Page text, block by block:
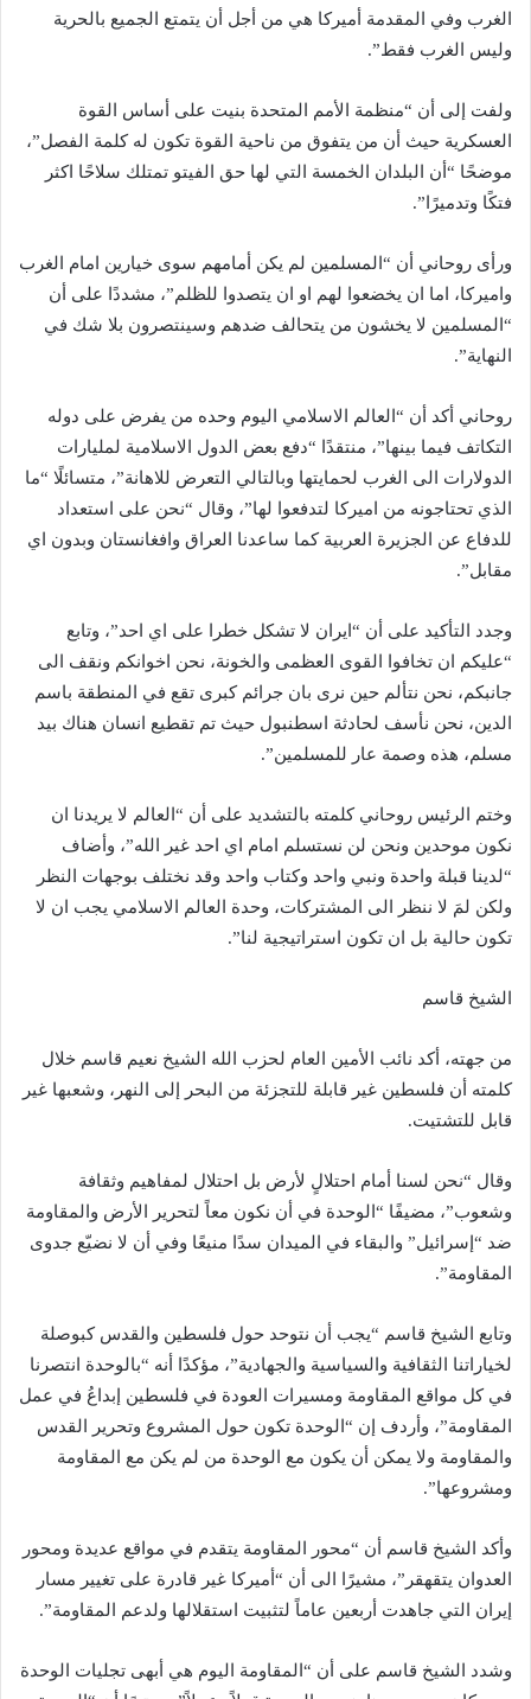
الغرب وفي المقدمة أميركا هي من أجل أن يتمتع الجميع بالحرية
وليس الغرب فقط”.
ولفت إلى أن “منظمة الأمم المتحدة بنيت على أساس القوة
العسكرية حيث أن من يتفوق من ناحية القوة تكون له كلمة الفصل”،
موضحًا “أن البلدان الخمسة التي لها حق الفيتو تمتلك سلاحًا اكثر
فتكًا وتدميرًا”.
ورأى روحاني أن “المسلمين لم يكن أمامهم سوى خيارين امام الغرب
واميركا، اما ان يخضعوا لهم او ان يتصدوا للظلم”، مشددًا على أن
“المسلمين لا يخشون من يتحالف ضدهم وسينتصرون بلا شك في
النهاية”.
روحاني أكد أن “العالم الاسلامي اليوم وحده من يفرض على دوله
التكاتف فيما بينها”، منتقدًا “دفع بعض الدول الاسلامية لمليارات
الدولارات الى الغرب لحمايتها وبالتالي التعرض للاهانة”، متسائلًا “ما
الذي تحتاجونه من اميركا لتدفعوا لها”، وقال “نحن على استعداد
للدفاع عن الجزيرة العربية كما ساعدنا العراق وافغانستان وبدون اي
مقابل”.
وجدد التأكيد على أن “ايران لا تشكل خطرا على اي احد”، وتابع
“عليكم ان تخافوا القوى العظمى والخونة، نحن اخوانكم ونقف الى
جانبكم، نحن نتألم حين نرى بان جرائم كبرى تقع في المنطقة باسم
الدين، نحن نأسف لحادثة اسطنبول حيث تم تقطيع انسان هناك بيد
مسلم، هذه وصمة عار للمسلمين”.
وختم الرئيس روحاني كلمته بالتشديد على أن “العالم لا يريدنا ان
نكون موحدين ونحن لن نستسلم امام اي احد غير الله”، وأضاف
“لدينا قبلة واحدة ونبي واحد وكتاب واحد وقد نختلف بوجهات النظر
ولكن لمَ لا ننظر الى المشتركات، وحدة العالم الاسلامي يجب ان لا
تكون حالية بل ان تكون استراتيجية لنا”.
الشيخ قاسم
من جهته، أكد نائب الأمين العام لحزب الله الشيخ نعيم قاسم خلال
كلمته أن فلسطين غير قابلة للتجزئة من البحر إلى النهر، وشعبها غير
قابل للتشتيت.
وقال “نحن لسنا أمام احتلالٍ لأرض بل احتلال لمفاهيم وثقافة
وشعوب”، مضيفًا “الوحدة في أن نكون معاً لتحرير الأرض والمقاومة
ضد “إسرائيل” والبقاء في الميدان سدًا منيعًا وفي أن لا نضيّع جدوى
المقاومة”.
وتابع الشيخ قاسم “يجب أن نتوحد حول فلسطين والقدس كبوصلة
لخياراتنا الثقافية والسياسية والجهادية”، مؤكدًا أنه “بالوحدة انتصرنا
في كل مواقع المقاومة ومسيرات العودة في فلسطين إبداعُ في عمل
المقاومة”، وأردف إن “الوحدة تكون حول المشروع وتحرير القدس
والمقاومة ولا يمكن أن يكون مع الوحدة من لم يكن مع المقاومة
ومشروعها”.
وأكد الشيخ قاسم أن “محور المقاومة يتقدم في مواقع عديدة ومحور
العدوان يتقهقر”، مشيرًا الى أن “أميركا غير قادرة على تغيير مسار
إيران التي جاهدت أربعين عاماً لتثبيت استقلالها ولدعم المقاومة”.
وشدد الشيخ قاسم على أن “المقاومة اليوم هي أبهى تجليات الوحدة